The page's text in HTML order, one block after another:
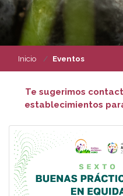
Inicio Eventos
Te sugerimos
establecimientos